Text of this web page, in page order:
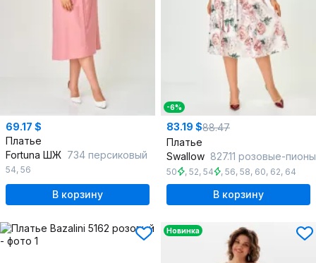
69.17 $
Платье
Fortuna ШЖ 734 персиковый
54, 56
В корзину
-6%
83.19 $88.47
Платье
Swallow 827.11 розовые-пионы
50 , 52, 54 , 56, 58, 60, 62, 64
В корзину
Новинка